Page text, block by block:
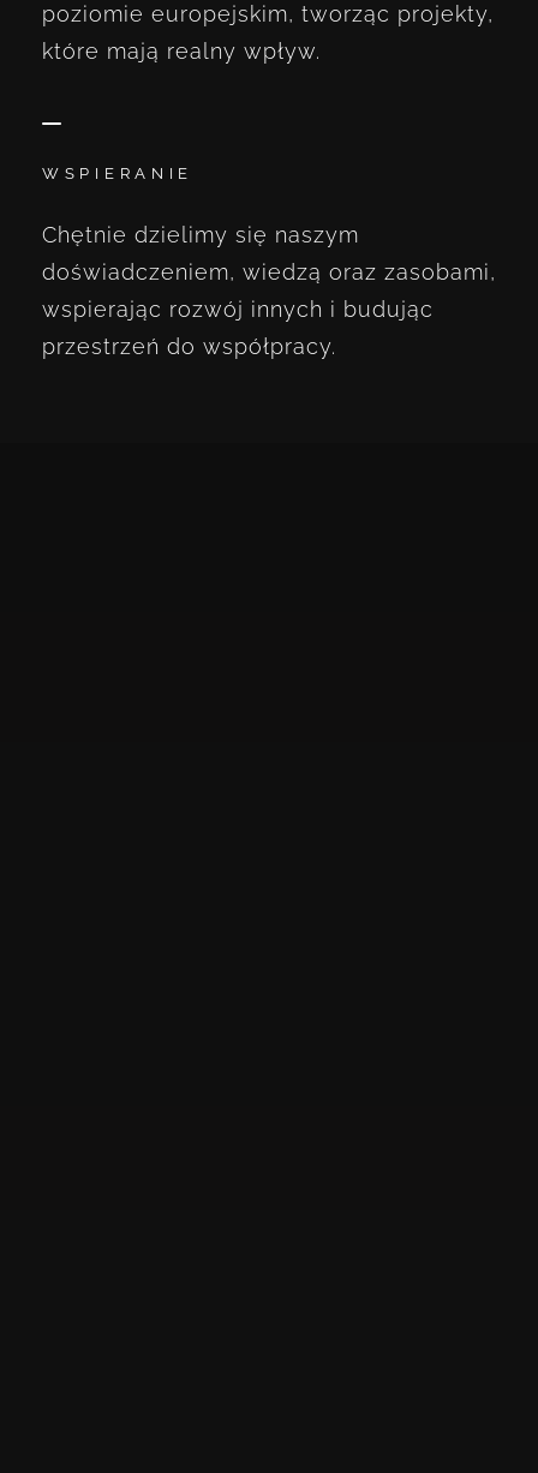
poziomie europejskim, tworząc projekty,
które mają realny wpływ.
WSPIERANIE
Chętnie dzielimy się naszym
doświadczeniem, wiedzą oraz zasobami,
wspierając rozwój innych i budując
przestrzeń do współpracy.